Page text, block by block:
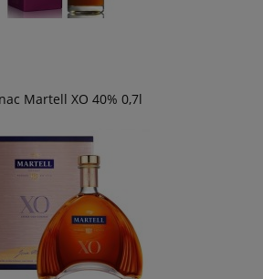
Martell XO 40% 0,7l